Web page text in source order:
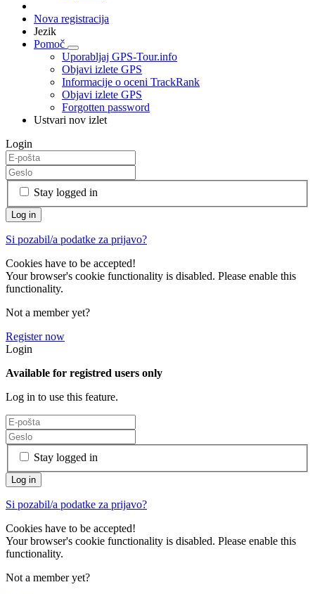
Nova registracija
Jezik
Pomoč
Uporabljaj GPS-Tour.info
Objavi izlete GPS
Informacije o oceni TrackRank
Objavi izlete GPS
Forgotten password
Ustvari nov izlet
Login
Stay logged in
Si pozabil/a podatke za prijavo?
Cookies have to be accepted!
Your browser's cookie functionality is disabled. Please enable this
functionality.
Not a member yet?
Register now
Login
Available for registred users only
Log in to use this feature.
Stay logged in
Si pozabil/a podatke za prijavo?
Cookies have to be accepted!
Your browser's cookie functionality is disabled. Please enable this
functionality.
Not a member yet?